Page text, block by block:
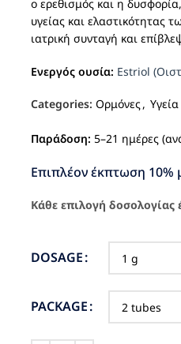
ο ερεθισμός και η
υγείας και ελαστικότητας
ιατρική συνταγή και
Ενεργός ουσία: Estriol
Categories: Oρμόνες ,
Παράδοση: 5–21 ημέρες
Επιπλέον έκπτωση 10%
Κάθε επιλογή δοσολογίας
DOSAGE
PACKAGE